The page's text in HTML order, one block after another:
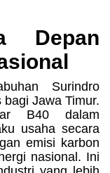
Depan
Surindro
Jawa Timur.
B40 dalam
usaha secara
emisi karbon
nasional. Ini